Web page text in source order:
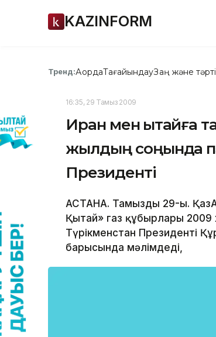
KAZINFORM
Тренд:АқордаТағайындауЗаң және
16:35, 29 Тамыз 2009
Иран мен Қытайға
жылдың соңында
Президенті
АСТАНА. Тамыздың 29-ы.
Қытай» газ құбырлары 2009
Түрікменстан Президенті
барысында мәлімдеді,